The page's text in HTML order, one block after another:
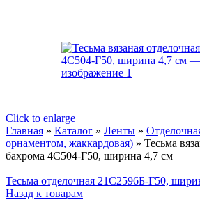
Click to enlarge
Главная » Каталог » Ленты »
орнаментом, жаккардовая) » Тесьма
бахрома 4С504-Г50, ширина 4,7 см
Тесьма отделочная 21С2596Б-Г50,
Назад к товарам